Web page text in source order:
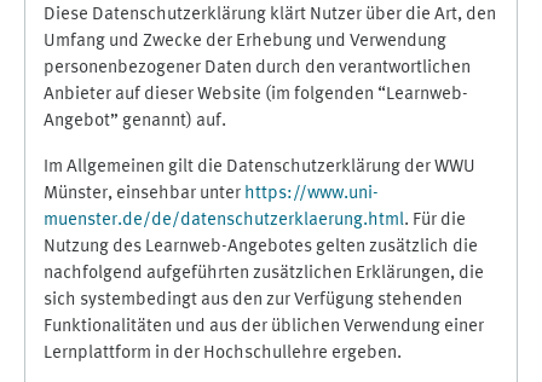
Diese Datenschutzerklärung klärt Nutzer über die Art, den
Umfang und Zwecke der Erhebung und Verwendung
personenbezogener Daten durch den verantwortlichen
Anbieter auf dieser Website (im folgenden “Learnweb-
Angebot” genannt) auf.
Im Allgemeinen gilt die Datenschutzerklärung der WWU
Münster, einsehbar unter https://www.uni-
muenster.de/de/datenschutzerklaerung.html. Für die
Nutzung des Learnweb-Angebotes gelten zusätzlich die
nachfolgend aufgeführten zusätzlichen Erklärungen, die
sich systembedingt aus den zur Verfügung stehenden
Funktionalitäten und aus der üblichen Verwendung einer
Lernplattform in der Hochschullehre ergeben.